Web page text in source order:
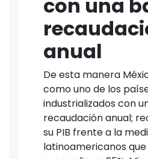
con una
anual
De esta manera
como uno de los
industrializados con
recaudación anual;
su PIB frente a la
latinoamericanos